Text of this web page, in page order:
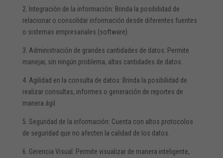
2. Integración de la información: Brinda la posibilidad de
relacionar o consolidar información desde diferentes fuentes
o sistemas empresariales (software).
3. Administración de grandes cantidades de datos: Permite
manejar, sin ningún problema, altas cantidades de datos.
4. Agilidad en la consulta de datos: Brinda la posibilidad de
realizar consultas, informes o generación de reportes de
manera ágil.
5. Seguridad de la información: Cuenta con altos protocolos
de seguridad que no afecten la calidad de los datos.
6. Gerencia Visual: Permite visualizar de manera inteligente,